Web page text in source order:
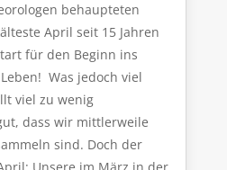
behaupteten
April seit 15 Jahren
für den Beginn ins
Was jedoch viel
viel zu wenig
dass wir mittlerweile
sind. Doch der